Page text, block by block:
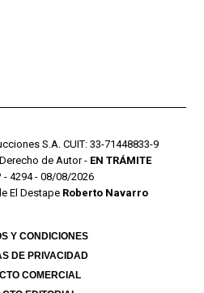
S.A. CUIT: 33-71448833-9
de Autor - EN TRÁMITE
- 4294 - 08/08/2026
El Destape Roberto Navarro
Y CONDICIONES
DE PRIVACIDAD
COMERCIAL